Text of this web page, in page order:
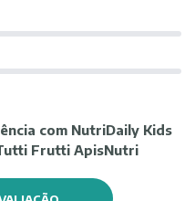
com NutriDaily Kids
Frutti ApisNutri